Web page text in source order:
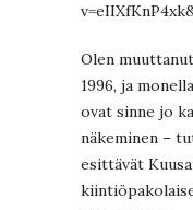
Olen
1996, ja
ovat sinne jo
näkeminen –
esittävät